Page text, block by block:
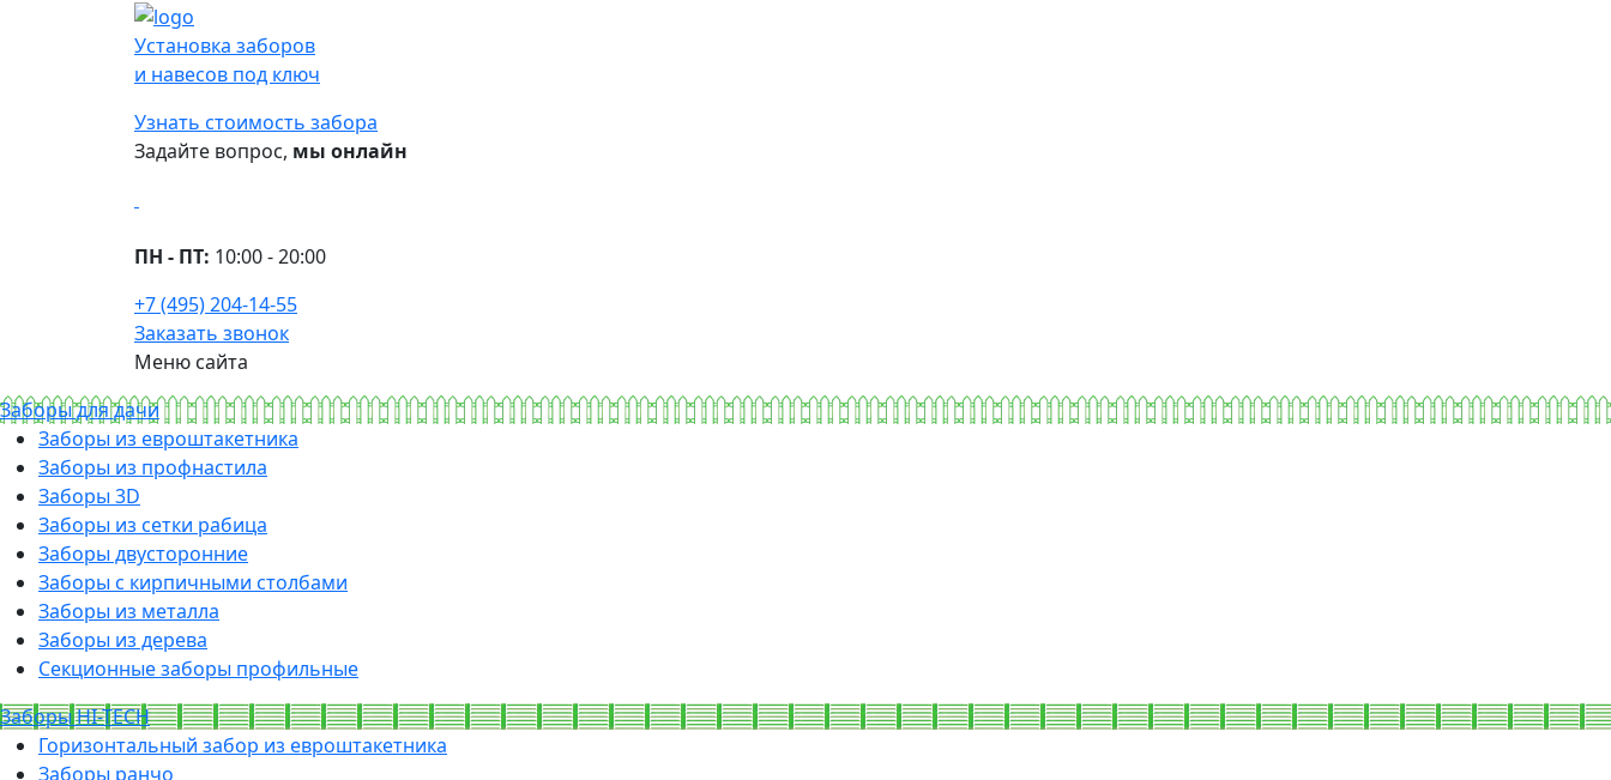
Установка заборов
и навесов под ключ
Узнать стоимость забора
Задайте вопрос, мы онлайн
ПН - ПТ: 10:00 - 20:00
+7 (495) 204-14-55
Заказать звонок
Меню сайта
Заборы для дачи
Заборы из евроштакетника
Заборы из профнастила
Заборы 3D
Заборы из сетки рабица
Заборы двусторонние
Заборы с кирпичными столбами
Заборы из металла
Заборы из дерева
Секционные заборы профильные
Заборы HI-TECH
Горизонтальный забор из евроштакетника
Заборы ранчо